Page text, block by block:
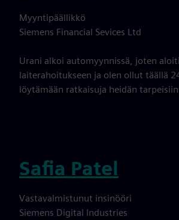
Myyntipäällikkö
Siemens Financial Sevices Ltd
Urani alkoi automyynnissä, joten
laiterahoitukseen ja olen ollut täällä
löytämään ratkaisuja heidän
Safia Patel
Vastavalmistunut insinööri
Siemens Digital Industries